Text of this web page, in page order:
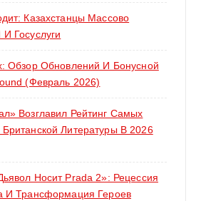
Казахстанцы Массово
Госуслуги
Обзор Обновлений И Бонусной
(февраль 2026)
Возглавил Рейтинг Самых
Литературы В 2026
Носит Prada 2»: Рецессия
И Трансформация Героев